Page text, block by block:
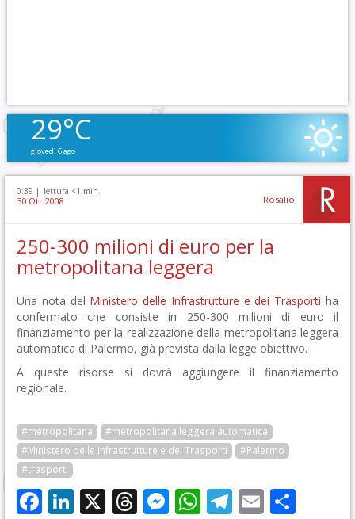
29°C
giovedì 6 ago
0:39 | lettura <1 min.
30 Ott 2008 Rosalio
250-300 milioni di euro per la
metropolitana leggera
Una nota del Ministero delle Infrastrutture e dei Trasporti ha
confermato che consiste in 250-300 milioni di euro il
finanziamento per la realizzazione della metropolitana leggera
automatica di Palermo, già prevista dalla legge obiettivo.
A queste risorse si dovrà aggiungere il finanziamento
regionale.
#metropolitana
#metropolitana leggera automatica
#Ministero delle Infrastrutture e dei Trasporti
#Palermo
#trasporti
Facebook
LinkedIn
X Threads
Messenger
WhatsApp
Telegram
Email